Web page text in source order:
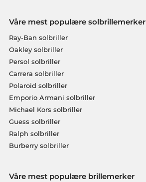
Våre mest populære solbrillemerker
Ray-Ban solbriller
Oakley solbriller
Persol solbriller
Carrera solbriller
Polaroid solbriller
Emporio Armani solbriller
Michael Kors solbriller
Guess solbriller
Ralph solbriller
Burberry solbriller
Våre mest populære brillemerker